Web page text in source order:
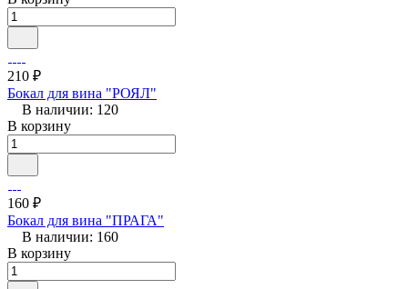
210 ₽
Бокал для вина "РОЯЛ"
В наличии: 120
В корзину
160 ₽
Бокал для вина "ПРАГА"
В наличии: 160
В корзину